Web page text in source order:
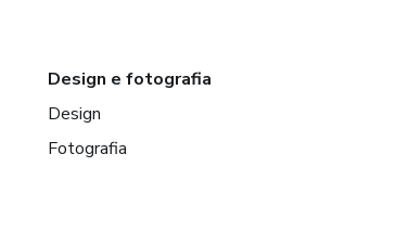
Design e fotografia
Design
Fotografia